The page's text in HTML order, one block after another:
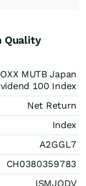
Quality
MUTB Japan
100 Index
Net Return
Index
A2GGL7
CH0380359783
ISMJQDV